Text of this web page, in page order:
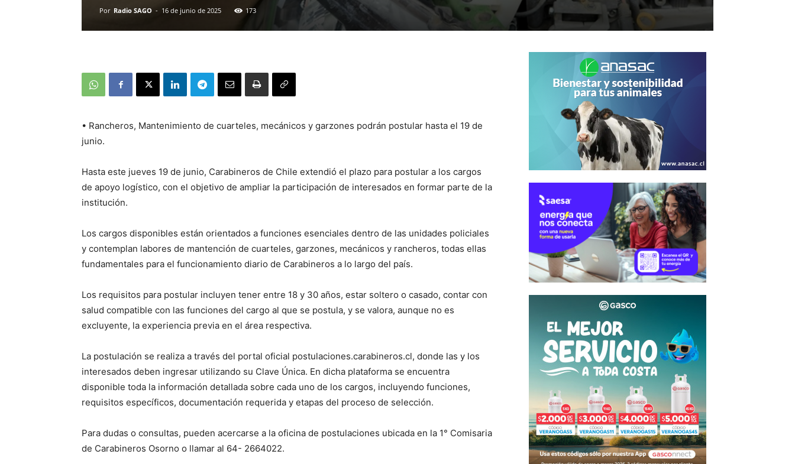
Por Radio SAGO - 16 de junio de 2025 173
• Rancheros, Mantenimiento de cuarteles, mecánicos y garzones podrán postular hasta el 19 de
junio.
Hasta este jueves 19 de junio, Carabineros de Chile extendió el plazo para postular a los cargos
de apoyo logístico, con el objetivo de ampliar la participación de interesados en formar parte de la
institución.
Los cargos disponibles están orientados a funciones esenciales dentro de las unidades policiales
y contemplan labores de mantención de cuarteles, garzones, mecánicos y rancheros, todas ellas
fundamentales para el funcionamiento diario de Carabineros a lo largo del país.
Los requisitos para postular incluyen tener entre 18 y 30 años, estar soltero o casado, contar con
salud compatible con las funciones del cargo al que se postula, y se valora, aunque no es
excluyente, la experiencia previa en el área respectiva.
La postulación se realiza a través del portal oficial postulaciones.carabineros.cl, donde las y los
interesados deben ingresar utilizando su Clave Única. En dicha plataforma se encuentra
disponible toda la información detallada sobre cada uno de los cargos, incluyendo funciones,
requisitos específicos, documentación requerida y etapas del proceso de selección.
Para dudas o consultas, pueden acercarse a la oficina de postulaciones ubicada en la 1° Comisaria
de Carabineros Osorno o llamar al 64- 2664022.